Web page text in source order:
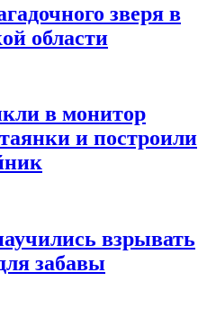
зверя в
области
в монитор
и построили
взрывать
забавы